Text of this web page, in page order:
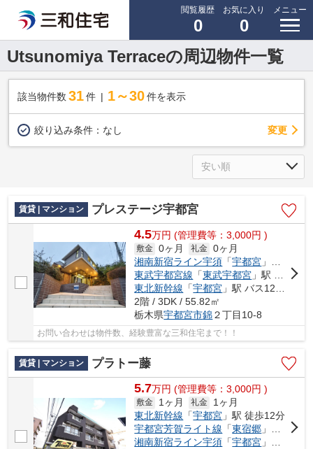
閲覧履歴
0
お気に入り
0
メニュー
Utsunomiya Terraceの周辺物件一覧
該当物件数 31件 1～30 件を表示
絞り込み条件： なし 変更
賃貸 | マンション プレステージ宇都宮
4.5万円 (管理費等：3,000円 )
敷金 0ヶ月 礼金 0ヶ月
湘南新宿ライン宇須 「宇都宮 」駅 バス12分 「宇商高校前」 停歩9分
東武宇都宮線 「東武宇都宮 」駅 バス18分 「宇商高校前」 停歩9分
東北新幹線 「宇都宮 」駅 バス12分 「宇商高校前」 停歩9分
2階 / 3DK / 55.82㎡
栃木県宇都宮市錦２丁目10-8
お問い合わせは物件数、経験豊富な三和住宅まで！！
賃貸 | マンション プラトー藤
5.7万円 (管理費等：3,000円 )
敷金 1ヶ月 礼金
1ヶ月
東北新幹線 「宇都宮 」駅 徒歩12分
宇都宮芳賀ライト線 「東宿郷 」駅 徒歩3分
湘南新宿ライン宇須 「宇都宮 」駅 徒歩12分